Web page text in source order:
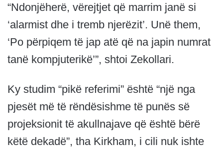
“Ndonjëherë, vërejtjet që marrim janë si
‘alarmist dhe i tremb njerëzit’. Unë them,
‘Po përpiqem të jap atë që na japin numrat
tanë kompjuterikë’”, shtoi Zekollari.
Ky studim “pikë referimi” është “një nga
pjesët më të rëndësishme të punës së
projeksionit të akullnajave që është bërë
këtë dekadë”, tha Kirkham, i cili nuk ishte